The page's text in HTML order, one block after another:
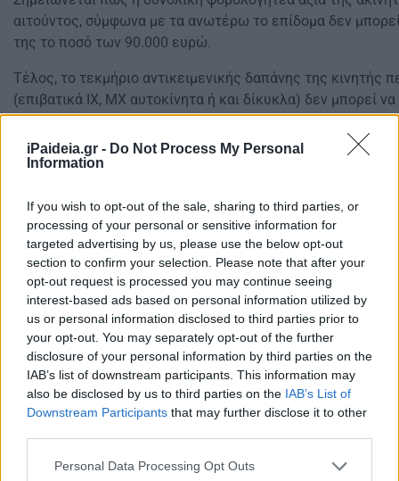
iPaideia.gr - Do Not Process My Personal
Information
If you wish to opt-out of the sale, sharing to third parties, or
processing of your personal or sensitive information for
targeted advertising by us, please use the below opt-out
section to confirm your selection. Please note that after your
opt-out request is processed you may continue seeing
interest-based ads based on personal information utilized by
us or personal information disclosed to third parties prior to
your opt-out. You may separately opt-out of the further
disclosure of your personal information by third parties on the
IAB’s list of downstream participants. This information may
also be disclosed by us to third parties on the IAB’s List of
Downstream Participants that may further disclose it to other
Please note that this website/app uses one or more Google
Personal Data Processing Opt Outs
αιτούντος, σύμφωνα με τα ανωτέρω το επίδομα δεν
της το ποσό των 90.000 ευρώ.
Τέλος, το τεκμήριο αντικειμενικής δαπάνης της κινητής
(επιβατικά ΙΧ, ΜΧ αυτοκίνητα ή και δίκυκλα) δεν μπορεί
το ποσό των 6.000 ευρώ.